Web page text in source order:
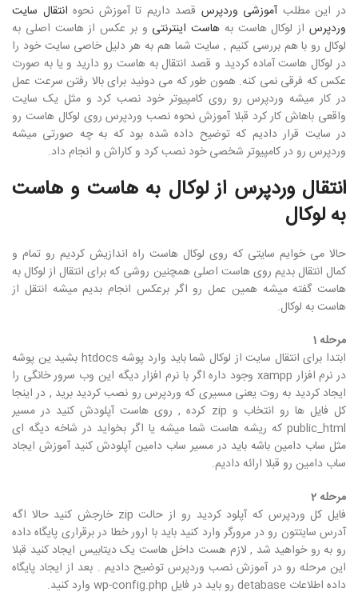
در این مطلبآموزشی وردپرس قصد داریم تا آموزش نحوه انتقال سایت
وردپرساز لوکال هاست به هاست اینترنتی و بر عکس از هاست اصلی به
لوکال رو با هم بررسی کنیم , سایت شما هم به هر دلیل خاصی سایت خود را
در لوکال هاست آماده کردید و قصد انتقال به هاست رو دارید و یا به صورت
عکس که فرقی نمی کنه. همون طور که می دونید برای بالا رفتن سرعت عمل
در کار میشه وردپرس رو روی کامپیوتر خود نصب کرد و مثل یک سایت
واقعی باهاش کار کرد قبلا آموزش نحوه نصب وردپرس روی لوکال هاست رو
در سایت قرار دادیم که توضیح داده شده بود که به چه صورتی میشه
وردپرس رو در کامپیوتر شخصی خود نصب کرد و کاراش و انجام داد.
انتقال وردپرس از لوکال به هاست و هاست
به لوکال
حالا می خوایم سایتی که روی لوکال هاست راه اندازیش کردیم رو تمام و
کمال انتقال بدیم روی هاست اصلی همچنین روشی که برای انتقال از لوکال به
هاست گفته میشه همین عمل رو اگر برعکس انجام بدیم میشه انتقل از
هاست به لوکال.
مرحله 1
ابتدا برای انتقال سایت از لوکال شما باید وارد پوشه htdocs بشید ین پوشه
در نرم افزار xampp وجود داره اگر با نرم افزار دیگه این وب سرور خانگی را
ایجاد کردید به روت یعنی مسیری که وردپرس رو نصب کردید برید , در اینجا
کل فایل ها رو انتخاب و zip کرده , روی هاست آپلودش کنید در مسیر
public_html که ریشه هاست شما میشه یا اگر بخواید در شاخه دیگه ای
مثل ساب دامین باشه باید در مسیر ساب دامین آپلودش کنید آموزش ایجاد
ساب دامین رو قبلا ارائه دادیم.
مرحله 2
فایل کل وردپرس که آپلود کردید رو از حالت zip خارجش کنید حالا اگه
آدرس سایتتون رو در مرورگر وارد کنید باید با ارور خطا در برقراری پایگاه داده
رو به رو خواهید شد , لازم هست داخل هاست یک دیتابیس ایجاد کنید قبلا
این مرحله رو در آموزش نصب وردپرس توضیح دادیم . بعد از ایجاد پایگاه
داده اطلاعات detabase رو باید در فایل wp-config.php وارد کنید.